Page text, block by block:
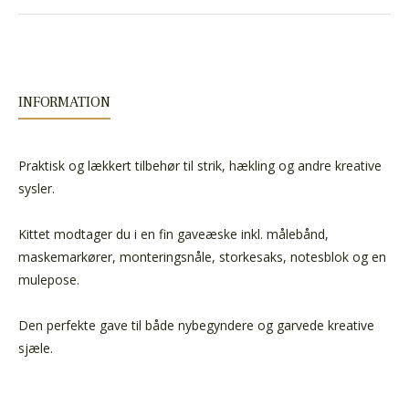
INFORMATION
Praktisk og lækkert tilbehør til strik, hækling og andre kreative
sysler.
Kittet modtager du i en fin gaveæske inkl. målebånd,
maskemarkører, monteringsnåle, storkesaks, notesblok og en
mulepose.
Den perfekte gave til både nybegyndere og garvede kreative
sjæle.